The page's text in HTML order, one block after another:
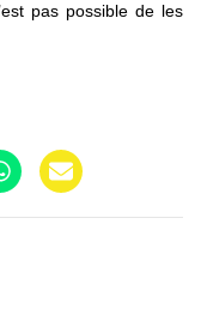
pas possible de les